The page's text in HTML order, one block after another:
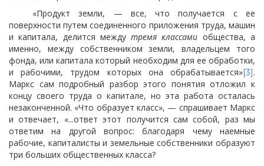
«Продукт земли, — все, что получается с ее
поверхности путем соединенного приложения труда, машин
и капитала, делится междутремя классами общества, а
именно, между собственником земли, владельцем того
фонда, или капитала который необходим для ее обработки,
и рабочими, трудом которых она обрабатывается»[3].
Маркс сам подробный разбор этого понятия отложил к
концу своего труда о капитале, но эта работа осталась
незаконченной. «Что образует класс», — спрашивает Маркс
и отвечает, «...ответ этот получится сам собой, раз мы
ответим на другой вопрос: благодаря чему наемные
рабочие, капиталисты и земельные собственники образуют
три больших общественных класса?